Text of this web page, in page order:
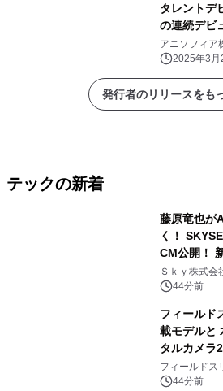
タレントデ
の連続デビ
アニソフィア
2025年3月
発行者のリリースをも
テックの新着
藤原竜也が
く！
CM公開！
業務実態を
原竜也メイ
る自信があ
シを捕まえ
Ｓｋｙ株式会
44分前
フィールド
載モデルと
タルカメ
約1300万画
ジ新登場
フィールドス
44分前